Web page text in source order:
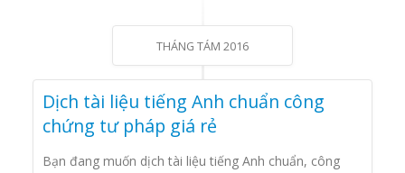
THÁNG TÁM 2016
Dịch tài liệu tiếng Anh chuẩn công
chứng tư pháp giá rẻ
Bạn đang muốn dịch tài liệu tiếng Anh chuẩn, công